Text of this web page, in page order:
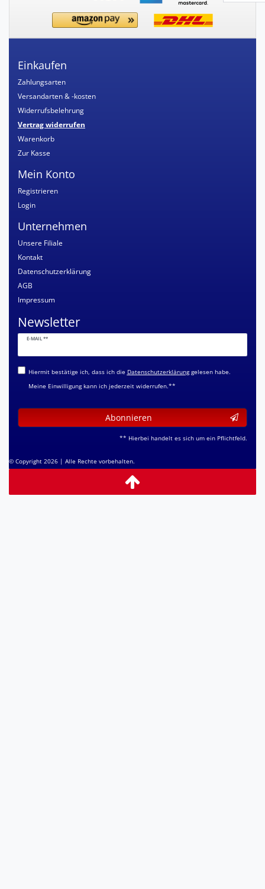
Einkaufen
Zahlungsarten
Versandarten & -kosten
Widerrufsbelehrung
Vertrag widerrufen
Warenkorb
Zur Kasse
Mein Konto
Registrieren
Login
Unternehmen
Unsere Filiale
Kontakt
Datenschutzerklärung
AGB
Impressum
Newsletter
E-MAIL **
Newsletter
Honig
Hiermit bestätige ich, dass ich die Daten­schutz­erklärunggelesen habe.
Meine Einwilligung kann ich jederzeit widerrufen.**
Abonnieren
** Hierbei handelt es sich um ein Pflichtfeld.
© Copyright 2026 | Alle Rechte vorbehalten.